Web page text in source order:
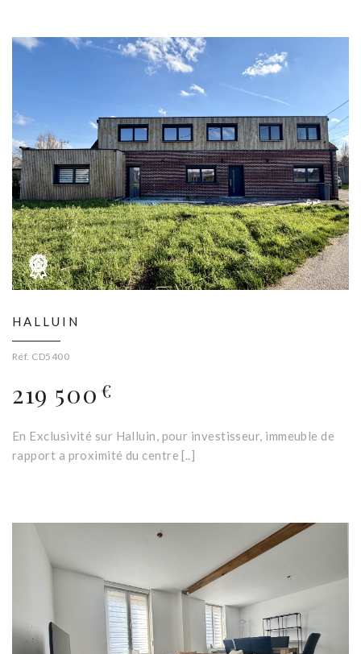
HALLUIN
Réf. CD5400
219 500 €
En Exclusivité sur Halluin, pour investisseur, immeuble de
rapport a proximité du centre [..]